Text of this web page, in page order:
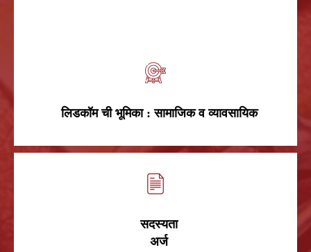
लिडकॉम ची भूमिका : सामाजिक व व्यावसायिक
सदस्यता
अर्ज